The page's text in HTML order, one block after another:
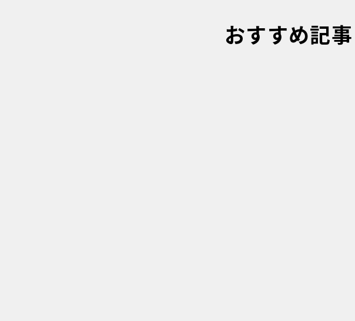
おすすめ記事